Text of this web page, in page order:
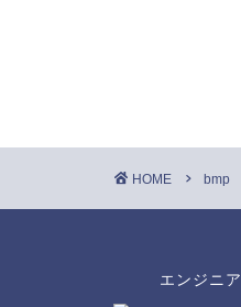
HOME bmp
エンジニア